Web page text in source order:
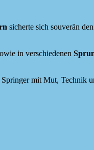
sicherte sich souverän den
in verschiedenen
mit Mut, Technik